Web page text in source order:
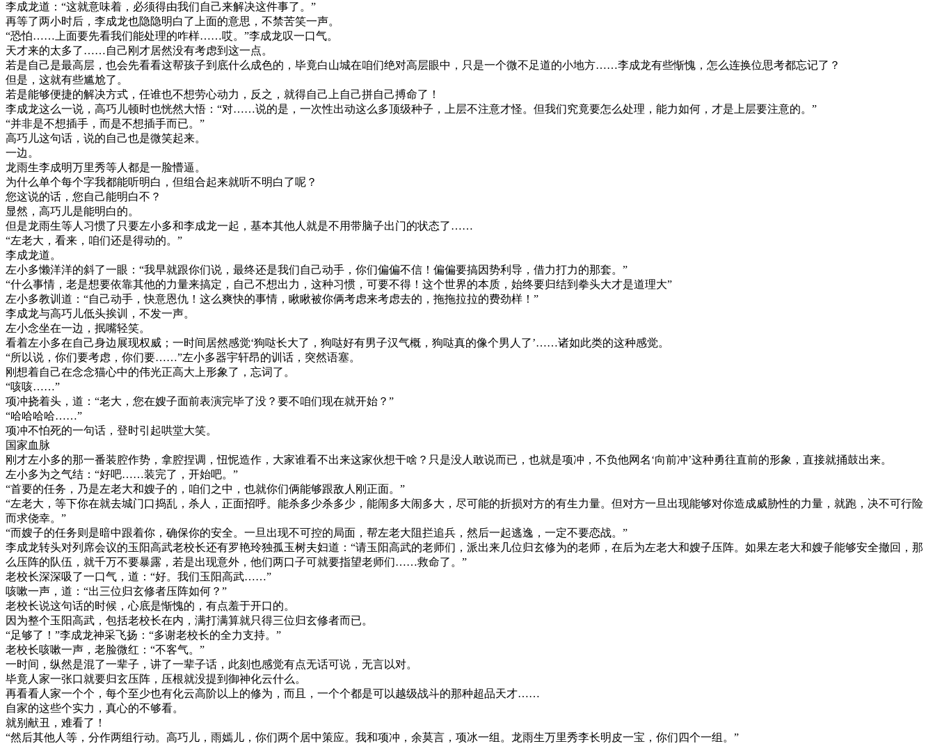
李成龙道：“这就意味着，必须得由我们自己来解决这件事了。”
再等了两小时后，李成龙也隐隐明白了上面的意思，不禁苦笑一声。
“恐怕……上面要先看我们能处理的咋样……哎。”李成龙叹一口气。
天才来的太多了……自己刚才居然没有考虑到这一点。
若是自己是最高层，也会先看看这帮孩子到底什么成色的，毕竟白山城在咱们绝对高层眼中，只是一个微不足道的小地方……李成龙有些惭愧，怎么连换位思考都忘记了？
但是，这就有些尴尬了。
若是能够便捷的解决方式，任谁也不想劳心动力，反之，就得自己上自己拼自己搏命了！
李成龙这么一说，高巧儿顿时也恍然大悟：“对……说的是，一次性出动这么多顶级种子，上层不注意才怪。但我们究竟要怎么处理，能力如何，才是上层要注意的。”
“并非是不想插手，而是不想插手而已。”
高巧儿这句话，说的自己也是微笑起来。
一边。
龙雨生李成明万里秀等人都是一脸懵逼。
为什么单个每个字我都能听明白，但组合起来就听不明白了呢？
您这说的话，您自己能明白不？
显然，高巧儿是能明白的。
但是龙雨生等人习惯了只要左小多和李成龙一起，基本其他人就是不用带脑子出门的状态了……
“左老大，看来，咱们还是得动的。”
李成龙道。
左小多懒洋洋的斜了一眼：“我早就跟你们说，最终还是我们自己动手，你们偏偏不信！偏偏要搞因势利导，借力打力的那套。”
“什么事情，老是想要依靠其他的力量来搞定，自己不想出力，这种习惯，可要不得！这个世界的本质，始终要归结到拳头大才是道理大”
左小多教训道：“自己动手，快意恩仇！这么爽快的事情，瞅瞅被你俩考虑来考虑去的，拖拖拉拉的费劲样！”
李成龙与高巧儿低头挨训，不发一声。
左小念坐在一边，抿嘴轻笑。
看着左小多在自己身边展现权威；一时间居然感觉‘狗哒长大了，狗哒好有男子汉气概，狗哒真的像个男人了’……诸如此类的这种感觉。
“所以说，你们要考虑，你们要……”左小多器宇轩昂的训话，突然语塞。
刚想着自己在念念猫心中的伟光正高大上形象了，忘词了。
“咳咳……”
项冲挠着头，道：“老大，您在嫂子面前表演完毕了没？要不咱们现在就开始？”
“哈哈哈哈……”
项冲不怕死的一句话，登时引起哄堂大笑。
国家血脉
刚才左小多的那一番装腔作势，拿腔捏调，忸怩造作，大家谁看不出来这家伙想干啥？只是没人敢说而已，也就是项冲，不负他网名‘向前冲’这种勇往直前的形象，直接就捅鼓出来。
左小多为之气结：“好吧……装完了，开始吧。”
“首要的任务，乃是左老大和嫂子的，咱们之中，也就你们俩能够跟敌人刚正面。”
“左老大，等下你在就去城门口捣乱，杀人，正面招呼。能杀多少杀多少，能闹多大闹多大，尽可能的折损对方的有生力量。但对方一旦出现能够对你造成威胁性的力量，就跑，决不可行险
而求侥幸。”
“而嫂子的任务则是暗中跟着你，确保你的安全。一旦出现不可控的局面，帮左老大阻拦追兵，然后一起逃逸，一定不要恋战。”
李成龙转头对列席会议的玉阳高武老校长还有罗艳玲独孤玉树夫妇道：“请玉阳高武的老师们，派出来几位归玄修为的老师，在后为左老大和嫂子压阵。如果左老大和嫂子能够安全撤回，那
么压阵的队伍，就千万不要暴露，若是出现意外，他们两口子可就要指望老师们……救命了。”
老校长深深吸了一口气，道：“好。我们玉阳高武……”
咳嗽一声，道：“出三位归玄修者压阵如何？”
老校长说这句话的时候，心底是惭愧的，有点羞于开口的。
因为整个玉阳高武，包括老校长在内，满打满算就只得三位归玄修者而已。
“足够了！”李成龙神采飞扬：“多谢老校长的全力支持。”
老校长咳嗽一声，老脸微红：“不客气。”
一时间，纵然是混了一辈子，讲了一辈子话，此刻也感觉有点无话可说，无言以对。
毕竟人家一张口就要归玄压阵，压根就没提到御神化云什么。
再看看人家一个个，每个至少也有化云高阶以上的修为，而且，一个个都是可以越级战斗的那种超品天才……
自家的这些个实力，真心的不够看。
就别献丑，难看了！
“然后其他人等，分作两组行动。高巧儿，雨嫣儿，你们两个居中策应。我和项冲，余莫言，项冰一组。龙雨生万里秀李长明皮一宝，你们四个一组。”